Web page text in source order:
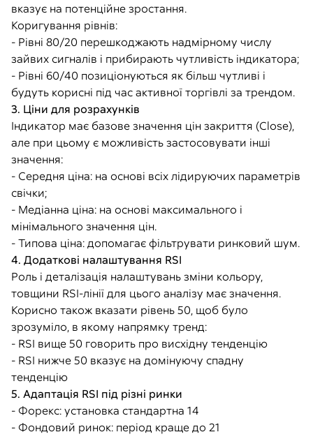
вказує на потенційне зростання.
Коригування рівнів:
- Рівні 80/20 перешкоджають надмірному числу
зайвих сигналів і прибирають чутливість індикатора;
- Рівні 60/40 позиціонуються як більш чутливі і
будуть корисні під час активної торгівлі за трендом.
3. Ціни для розрахунків
Індикатор має базове значення цін закриття (Close),
але при цьому є можливість застосовувати інші
значення:
- Середня ціна: на основі всіх лідируючих параметрів
свічки;
- Медіанна ціна: на основі максимального і
мінімального значення цін.
- Типова ціна: допомагає фільтрувати ринковий шум.
4. Додаткові налаштування RSI
Роль і деталізація налаштувань зміни кольору,
товщини RSI-лінії для цього аналізу має значення.
Корисно також вказати рівень 50, щоб було
зрозуміло, в якому напрямку тренд:
- RSI вище 50 говорить про висхідну тенденцію
- RSI нижче 50 вказує на домінуючу спадну
тенденцію
5. Адаптація RSI під різні ринки
- Форекс: установка стандартна 14
- Фондовий ринок: період краще до 21